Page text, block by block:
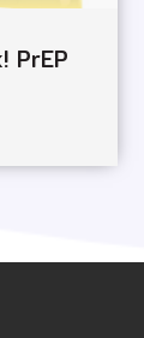
PrEP